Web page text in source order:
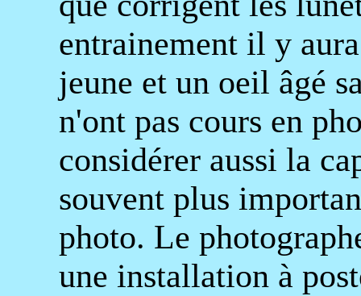
entrainement il y
jeune et un oeil âgé
n'ont pas cours en
considérer aussi la
souvent plus
photo. Le
une installation à